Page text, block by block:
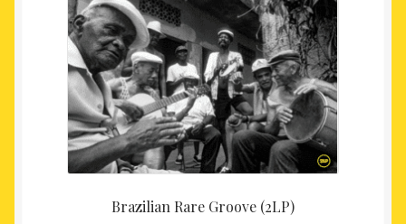
Brazilian Rare Groove (2LP)